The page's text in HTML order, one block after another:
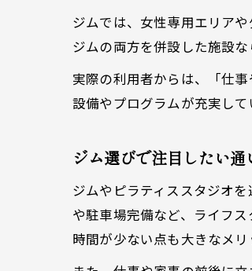
ジムでは、女性専用エリア
ジムの両方を併設した施設
実際の利用者からは、「仕
設備やプログラムが充実し
ジム選びで注目したい
ジムやピラティススタジオ
や駐車場完備など、ライフ
時間が少ない点も大きなメリ